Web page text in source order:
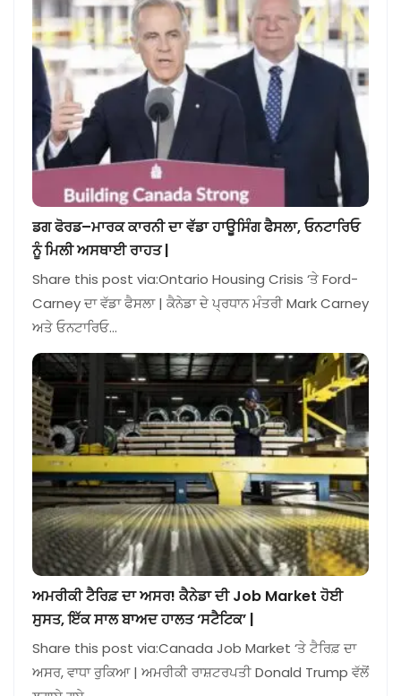
ਡਗ ਫੋਰਡ–ਮਾਰਕ ਕਾਰਨੀ ਦਾ ਵੱਡਾ ਹਾਊਸਿੰਗ ਫੈਸਲਾ, ਓਨਟਾਰਿਓ
ਨੂੰ ਮਿਲੀ ਅਸਥਾਈ ਰਾਹਤ |
Share this post via:Ontario Housing Crisis ‘ਤੇ Ford-
Carney ਦਾ ਵੱਡਾ ਫੈਸਲਾ | ਕੈਨੇਡਾ ਦੇ ਪ੍ਰਧਾਨ ਮੰਤਰੀ Mark Carney
ਅਤੇ ਓਨਟਾਰਿਓ…
ਅਮਰੀਕੀ ਟੈਰਿਫ਼ ਦਾ ਅਸਰ! ਕੈਨੇਡਾ ਦੀ Job Market ਹੋਈ
ਸੁਸਤ, ਇੱਕ ਸਾਲ ਬਾਅਦ ਹਾਲਤ ‘ਸਟੈਟਿਕ’ |
Share this post via:Canada Job Market ‘ਤੇ ਟੈਰਿਫ਼ ਦਾ
ਅਸਰ, ਵਾਧਾ ਰੁਕਿਆ | ਅਮਰੀਕੀ ਰਾਸ਼ਟਰਪਤੀ Donald Trump ਵੱਲੋਂ